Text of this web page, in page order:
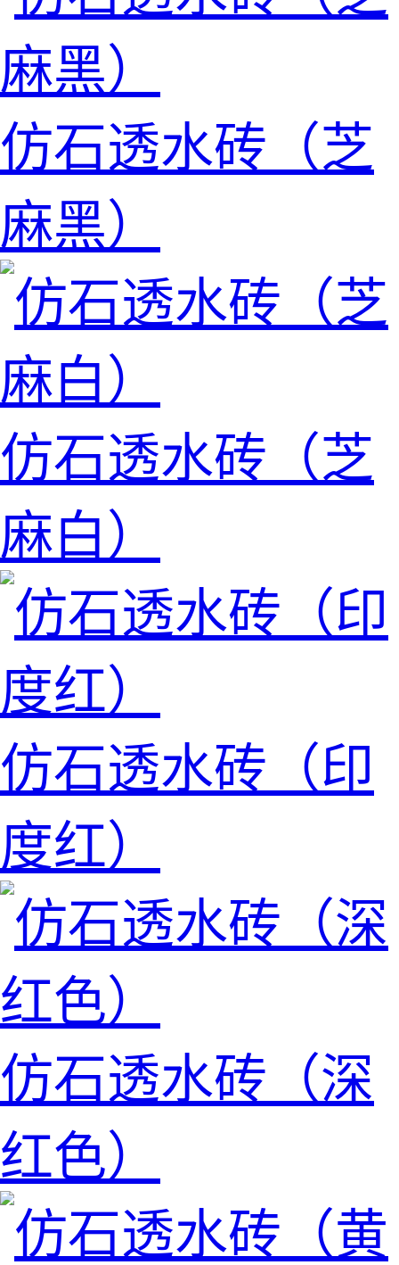
仿石透水砖（芝
麻黑）
仿石透水砖（芝
麻白）
仿石透水砖（印
度红）
仿石透水砖（深
红色）